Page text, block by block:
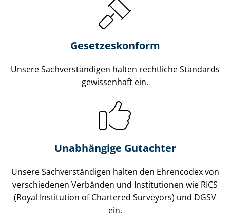
Gesetzes­konform
Unsere Sach­ver­stän­di­gen halten rechtliche Standards
gewissenhaft ein.
Unabhängige Gutachter
Unsere Sach­ver­stän­di­gen halten den Ehrencodex von
verschiedenen Verbänden und Institutionen wie RICS
(Royal Institution of Chartered Surveyors) und DGSV
ein.